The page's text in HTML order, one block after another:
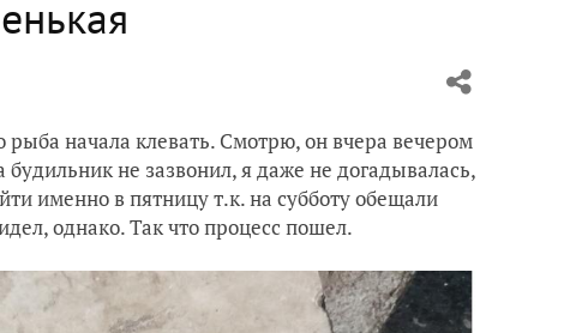
начала клевать. Смотрю, он вчера вечером
не зазвонил, я даже не догадывалась,
именно в пятницу т.к. на субботу обещали
однако. Так что процесс пошел.